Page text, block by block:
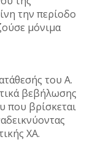
την περίοδο
μόνιμα
του Α.
βεβήλωσης
που βρίσκεται
ΧΑ.